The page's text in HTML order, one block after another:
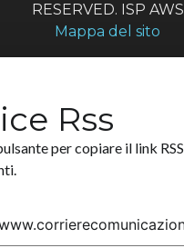
RESERVED. ISP AWS
Mappa del sito
Rss
per copiare il link RSS